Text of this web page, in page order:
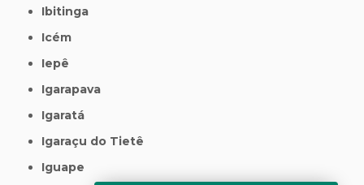
Ibitinga
Icém
Iepê
Igarapava
Igaratá
Igaraçu do Tietê
Iguape